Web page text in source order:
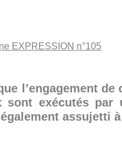
EXPRESSION n°105
l’engagement
exécutés par
assujetti à